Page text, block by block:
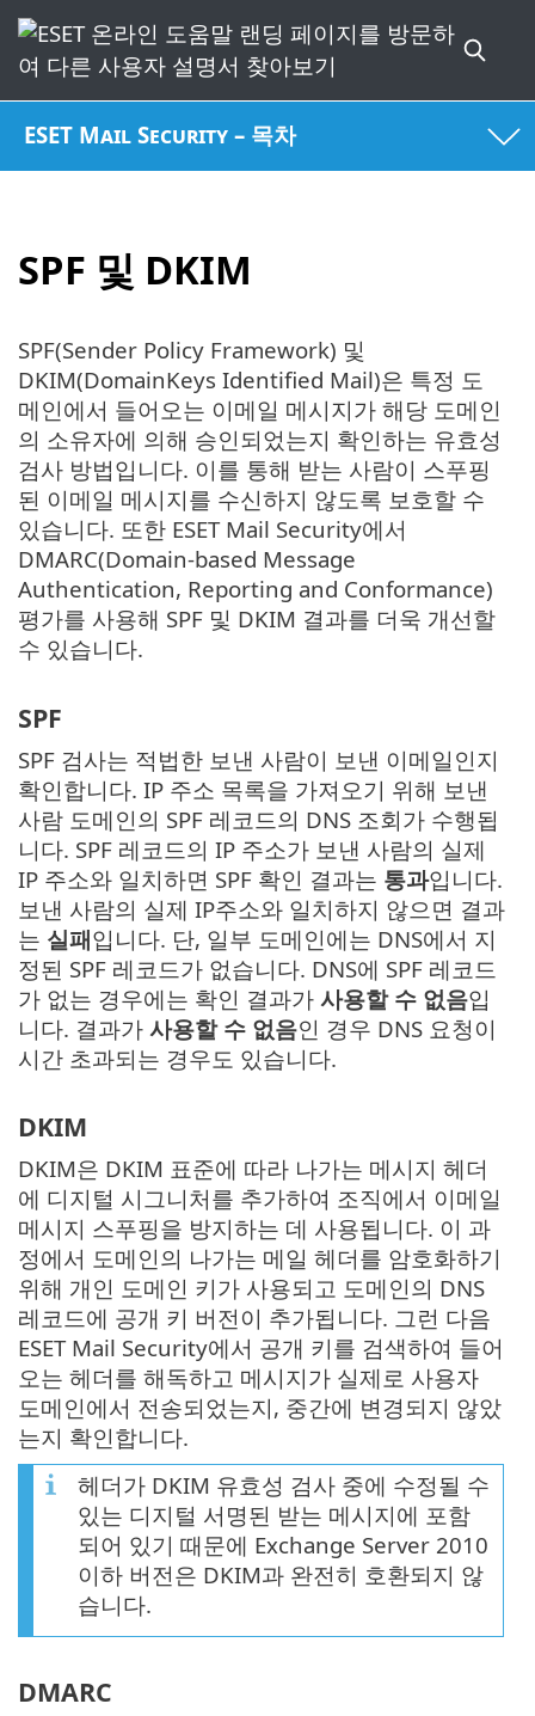
ESET Mail Security – 목차
SPF 및 DKIM
SPF(Sender Policy Framework) 및
DKIM(DomainKeys Identified Mail)은 특정 도
메인에서 들어오는 이메일 메시지가 해당 도메인
의 소유자에 의해 승인되었는지 확인하는 유효성
검사 방법입니다. 이를 통해 받는 사람이 스푸핑
된 이메일 메시지를 수신하지 않도록 보호할 수
있습니다. 또한 ESET Mail Security에서
DMARC(Domain-based Message
Authentication, Reporting and Conformance)
평가를 사용해 SPF 및 DKIM 결과를 더욱 개선할
수 있습니다.
SPF
SPF 검사는 적법한 보낸 사람이 보낸 이메일인지
확인합니다. IP 주소 목록을 가져오기 위해 보낸
사람 도메인의 SPF 레코드의 DNS 조회가 수행됩
니다. SPF 레코드의 IP 주소가 보낸 사람의 실제
IP 주소와 일치하면 SPF 확인 결과는 통과입니다.
보낸 사람의 실제 IP주소와 일치하지 않으면 결과
는 실패입니다. 단, 일부 도메인에는 DNS에서 지
정된 SPF 레코드가 없습니다. DNS에 SPF 레코드
가 없는 경우에는 확인 결과가 사용할 수 없음입
니다. 결과가 사용할 수 없음인 경우 DNS 요청이
시간 초과되는 경우도 있습니다.
DKIM
DKIM은 DKIM 표준에 따라 나가는 메시지 헤더
에 디지털 시그니처를 추가하여 조직에서 이메일
메시지 스푸핑을 방지하는 데 사용됩니다. 이 과
정에서 도메인의 나가는 메일 헤더를 암호화하기
위해 개인 도메인 키가 사용되고 도메인의 DNS
레코드에 공개 키 버전이 추가됩니다. 그런 다음
ESET Mail Security에서 공개 키를 검색하여 들어
오는 헤더를 해독하고 메시지가 실제로 사용자
도메인에서 전송되었는지, 중간에 변경되지 않았
는지 확인합니다.
헤더가 DKIM 유효성 검사 중에 수정될 수
있는 디지털 서명된 받는 메시지에 포함
되어 있기 때문에 Exchange Server 2010
이하 버전은 DKIM과 완전히 호환되지 않
습니다.
DMARC